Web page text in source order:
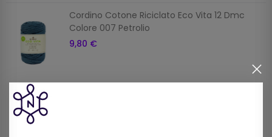
Cordino Cotone Riciclato Eco Vita 12 Dmc
Colore 007 Petrolio
9,80 €